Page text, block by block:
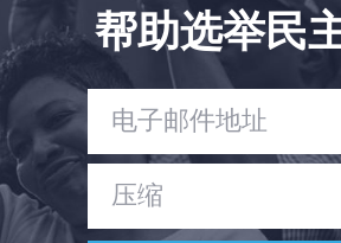
首页
Shop
Take Back the
新闻
帮助选举民